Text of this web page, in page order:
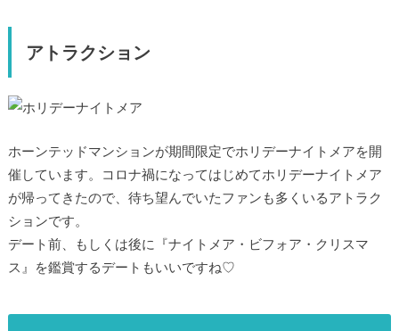
アトラクション
ホーンテッドマンションが期間限定でホリデーナイトメアを開
催しています。コロナ禍になってはじめてホリデーナイトメア
が帰ってきたので、待ち望んでいたファンも多くいるアトラク
ションです。
デート前、もしくは後に『ナイトメア・ビフォア・クリスマ
ス』を鑑賞するデートもいいですね♡